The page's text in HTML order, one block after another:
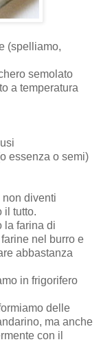
(spelliamo,
semolato
a temperatura
essenza o semi)
non diventi
il tutto.
la farina di
nel burro e
abbastanza
in frigorifero
delle
ma anche
con il